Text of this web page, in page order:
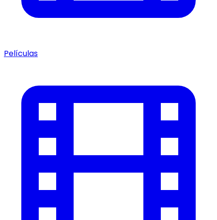
Películas